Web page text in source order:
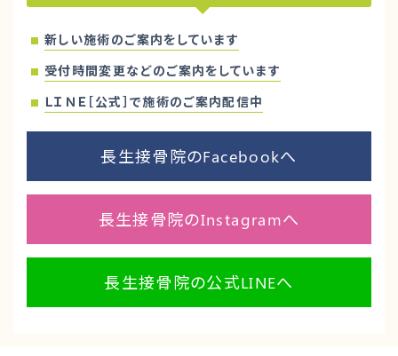
新しい施術のご案内をしています
受付時間変更などのご案内をしています
ＬＩＮＥ［公式］で施術のご案内配信中
長生接骨院のFacebookへ
長生接骨院のInstagramへ
長生接骨院の公式LINEへ